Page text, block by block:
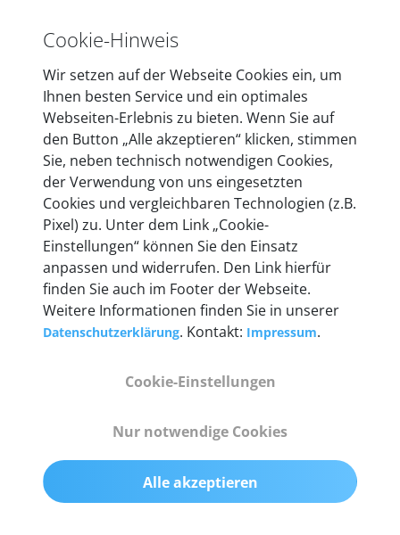
Mehr als 10 Jahre Erfahrung
In den Kfz-Diagnosegeräten von autoaid stecken
mehr als 10 Jahre Erfahrung, und auch in Zukunft
entwickeln wir unsere Produkte am Standort in
Berlin laufend weiter. Auf diese Qualität vertrauen
heute mehr als 60.000 Privatkunden und
Unternehmen.
Technische Details &
Lieferumfang
Abmessungen
Gewicht
200 g
Cookie-Hinweis
Wir setzen auf der Webseite Cookies ein, um
Ihnen besten Service und ein optimales
Webseiten-Erlebnis zu bieten. Wenn Sie auf
den Button „Alle akzeptieren“ klicken, stimmen
Sie, neben technisch notwendigen Cookies,
der Verwendung von uns eingesetzten
Cookies und vergleichbaren Technologien (z.B.
Pixel) zu. Unter dem Link „Cookie-
Einstellungen“ können Sie den Einsatz
anpassen und widerrufen. Den Link hierfür
finden Sie auch im Footer der Webseite.
Weitere Informationen finden Sie in unserer
Datenschutzerklärung. Kontakt: Impressum.
Cookie-Einstellungen
Nur notwendige Cookies
Alle akzeptieren